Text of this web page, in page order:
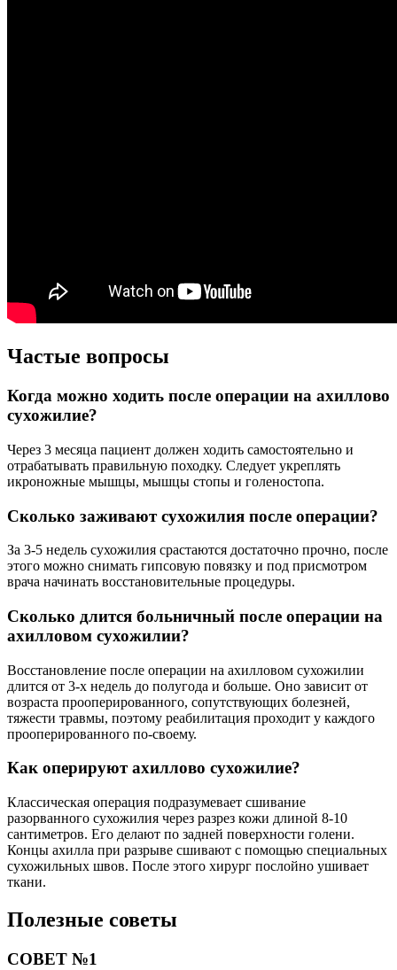
Частые вопросы
Когда можно ходить после операции на ахиллово
сухожилие?
Через 3 месяца пациент должен ходить самостоятельно и
отрабатывать правильную походку. Следует укреплять
икроножные мышцы, мышцы стопы и голеностопа.
Сколько заживают сухожилия после операции?
За 3-5 недель сухожилия срастаются достаточно прочно, после
этого можно снимать гипсовую повязку и под присмотром
врача начинать восстановительные процедуры.
Сколько длится больничный после операции на
ахилловом сухожилии?
Восстановление после операции на ахилловом сухожилии
длится от 3-х недель до полугода и больше. Оно зависит от
возраста прооперированного, сопутствующих болезней,
тяжести травмы, поэтому реабилитация проходит у каждого
прооперированного по-своему.
Как оперируют ахиллово сухожилие?
Классическая операция подразумевает сшивание
разорванного сухожилия через разрез кожи длиной 8-10
сантиметров. Его делают по задней поверхности голени.
Концы ахилла при разрыве сшивают с помощью специальных
сухожильных швов. После этого хирург послойно ушивает
ткани.
Полезные советы
СОВЕТ №1